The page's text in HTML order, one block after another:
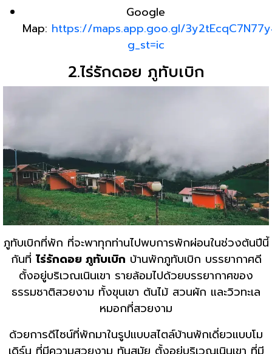
Google
Map: https://maps.app.goo.gl/
g_st=ic
2.ไร่รักดอย ภูทับเบิก
ภูทับเบิกที่พัก ที่จะพาทุกท่านไปพบการพักผ่อนในช่วงต้นปีนี้
กันที่ ไร่รักดอย ภูทับเบิก บ้านพักภูทับเบิก บรรยากาศดี
ตั้งอยู่บริเวณเนินเขา รายล้อมไปด้วยบรรยากาศของ
ธรรมชาติสวยงาม ทั้งขุนเขา ต้นไม้ สวนผัก และวิวทะเล
หมอกที่สวยงาม
ด้วยการดีไซน์ที่พักมาในรูปแบบสไตล์บ้านพักเดี่ยวแบบโม